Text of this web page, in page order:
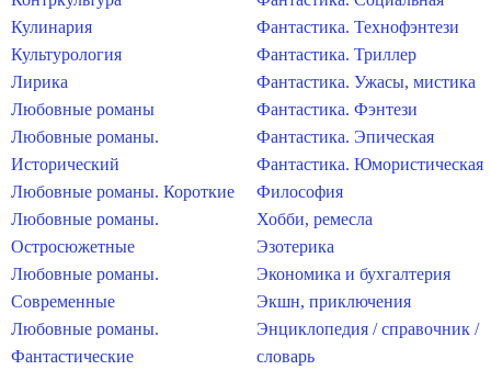
Кулинария
Культурология
Лирика
Любовные романы
Любовные романы.
Исторический
Любовные романы. Короткие
Любовные романы.
Остросюжетные
Любовные романы.
Современные
Любовные романы.
Фантастические
Фантастика. Технофэнтези
Фантастика. Триллер
Фантастика. Ужасы, мистика
Фантастика. Фэнтези
Фантастика. Эпическая
Фантастика. Юмористическая
Философия
Хобби, ремесла
Эзотерика
Экономика и бухгалтерия
Экшн, приключения
Энциклопедия / справочник /
словарь